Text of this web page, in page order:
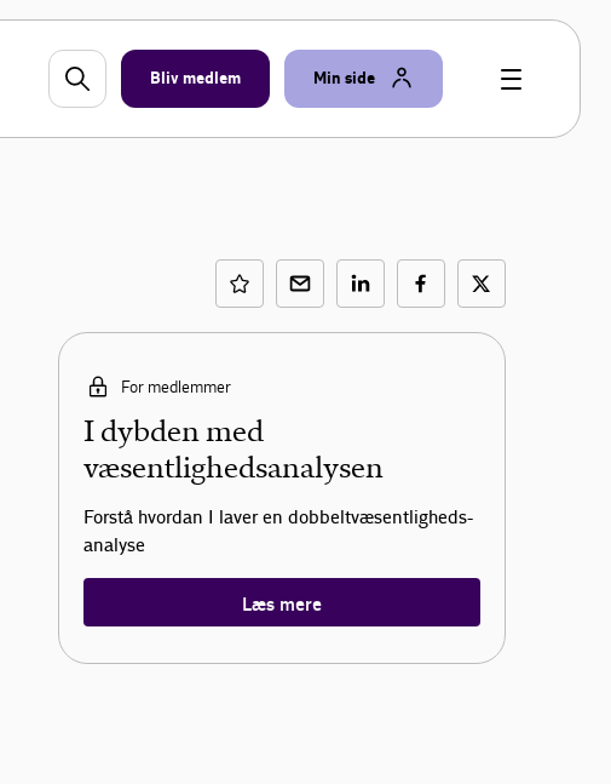
Bliv medlem Min side
For medlemmer
I dybden med
væsentlighedsanalysen
Forstå hvordan I laver en dobbeltvæsentligheds-
analyse
Læs mere